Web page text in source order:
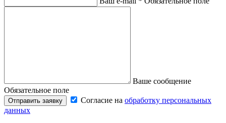
Ваше сообщение
Обязательное поле
Отправить заявку Согласие на обработку персональных
данных